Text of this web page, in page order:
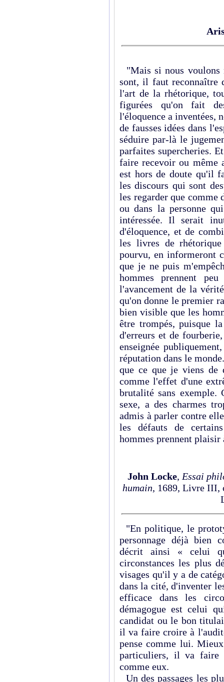
"Mais si nous voulons
sont, il faut reconnaître
l'art de la rhétorique,
figurées qu'on fait
l'éloquence a inventées,
de fausses idées dans
séduire par-là le
parfaites supercheries.
faire recevoir ou même
est hors de doute qu'il
les discours qui sont
les regarder que comme
ou dans la personne
intéressée. Il serait
d'éloquence, et de
les livres de
pourvu, en informeront
que je ne puis
hommes prennent
l'avancement de la
qu'on donne le premier
bien visible que les
être trompés, puisque
d'erreurs et de
enseignée
réputation dans le
que ce que je viens de
comme l'effet d'une
brutalité sans exemple.
sexe, a des charmes
admis à parler contre
les défauts de
hommes prennent plaisir
John Locke, Essai
humain, 1689, Livre III,
"En politique, le
personnage déjà bien
décrit ainsi « celui
circonstances les plus
visages qu'il y a de
dans la cité, d'inventer
efficace dans les
démagogue est celui
candidat ou le bon
il va faire croire à
pense comme lui.
particuliers, il va faire
comme eux.
Un des passages les